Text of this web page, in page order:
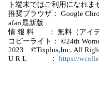
ト端末ではご利用になれま
推奨ブラウザ： Google
afari最新版
情 報 料 ： 無料（アイテ
コピーライト： ©24th
2023 ©Tixplus,Inc. All
U R L ： https://